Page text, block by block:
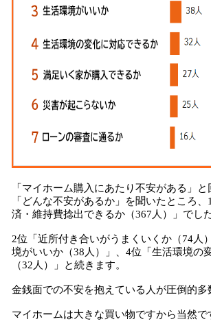
「マイホーム購入にあたり不安がある」
「どんな不安があるか」を聞いたところ
済・維持費捻出できるか（367人）」でした
2位「近所付き合いがうまくいくか（74人
境がいいか（38人）」、4位「生活環境の
（32人）」と続きます。
金銭面での不安を抱えている人が圧倒的多
マイホームは大きな買い物ですから当然で